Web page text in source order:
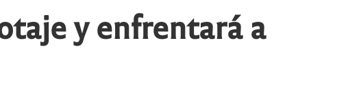
y enfrentará a